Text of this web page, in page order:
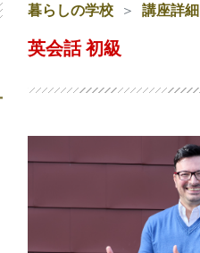
暮らしの学校 講座詳細
英会話 初級